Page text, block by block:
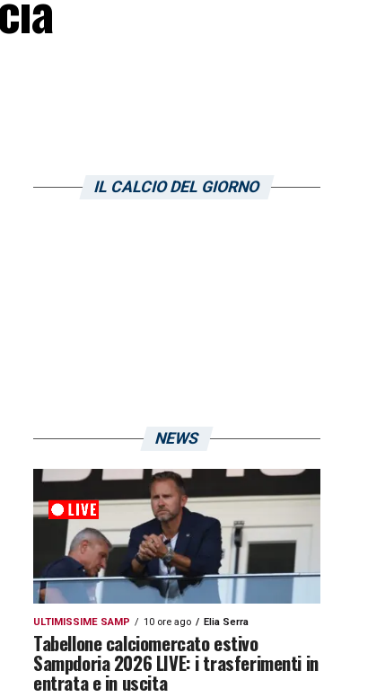
IL CALCIO DEL GIORNO
NEWS
ULTIMISSIME SAMP 10 ore ago Elia Serra
Tabellone calciomercato estivo
Sampdoria 2026 LIVE: i trasferimenti in
entrata e in uscita